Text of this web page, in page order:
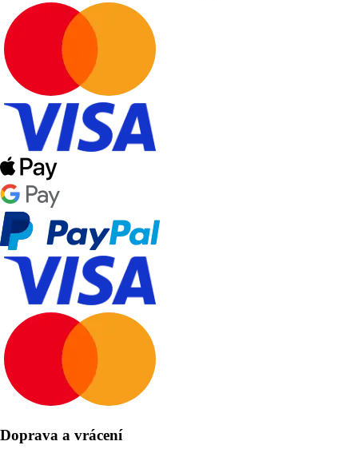
Doprava a vrácení